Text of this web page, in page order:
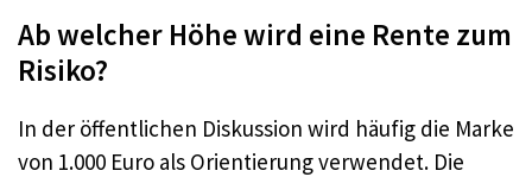
Ab welcher Höhe wird eine Rente zum
Risiko?
In der öffentlichen Diskussion wird häufig die Marke
von 1.000 Euro als Orientierung verwendet. Die